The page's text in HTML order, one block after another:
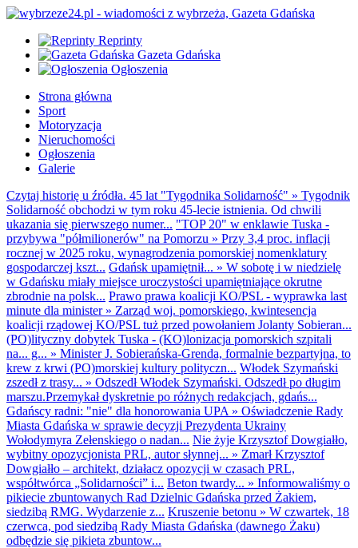
Reprinty
Gazeta Gdańska
Ogłoszenia
Strona główna
Sport
Motoryzacja
Nieruchomości
Ogłoszenia
Galerie
Czytaj historię u źródła. 45 lat "Tygodnika Solidarność" » Tygodnik
Solidarność obchodzi w tym roku 45-lecie istnienia. Od chwili
ukazania się pierwszego numer... "TOP 20" w enklawie Tuska -
przybywa "półmilionerów" na Pomorzu » Przy 3,4 proc. inflacji
rocznej w 2025 roku, wynagrodzenia pomorskiej nomenklatury
gospodarczej kszt... Gdańsk upamiętnił... » W sobotę i w niedzielę
w Gdańsku miały miejsce uroczystości upamiętniające okrutne
zbrodnie na polsk... Prawo prawa koalicji KO/PSL - wyprawka last
minute dla minister» Zarząd woj. pomorskiego, kwintesencja
koalicji rządowej KO/PSL tuż przed powołaniem Jolanty Sobieran...
(PO)lityczny dobytek Tuska - (KO)lonizacja pomorskich szpitali
na... g... » Minister J. Sobierańska-Grenda, formalnie bezpartyjna, to
krew z krwi (PO)morskiej kultury polityczn... Włodek Szymański
zszedł z trasy... » Odszedł Włodek Szymański. Odszedł po długim
marszu.Przemykał dyskretnie po różnych redakcjach, gdańs...
Gdańscy radni: "nie" dla honorowania UPA » Oświadczenie Rady
Miasta Gdańska w sprawie decyzji Prezydenta Ukrainy
Wołodymyra Zełenskiego o nadan... Nie żyje Krzysztof Dowgiałło,
wybitny opozycjonista PRL, autor słynnej... » Zmarł Krzysztof
Dowgiałło – architekt, działacz opozycji w czasach PRL,
współtwórca „Solidarności” i... Beton twardy... » Informowaliśmy o
pikiecie zbuntowanych Rad Dzielnic Gdańska przed Żakiem,
siedzibą RMG. Wydarzenie z... Kruszenie betonu » W czwartek, 18
czerwca, pod siedzibą Rady Miasta Gdańska (dawnego Żaku)
odbędzie się pikieta zbuntow...